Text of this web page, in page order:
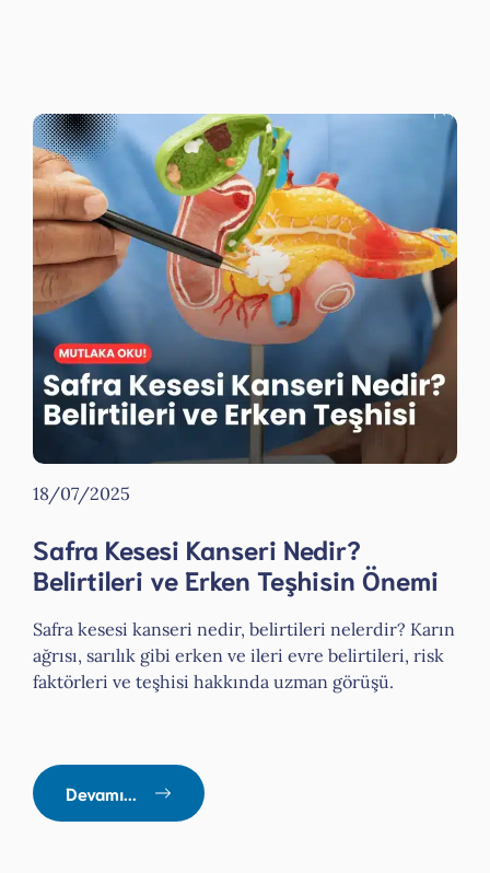
18/07/2025
Safra Kesesi Kanseri Nedir?
Belirtileri ve Erken Teşhisin Önemi
Safra kesesi kanseri nedir, belirtileri nelerdir? Karın
ağrısı, sarılık gibi erken ve ileri evre belirtileri, risk
faktörleri ve teşhisi hakkında uzman görüşü.
Devamı...